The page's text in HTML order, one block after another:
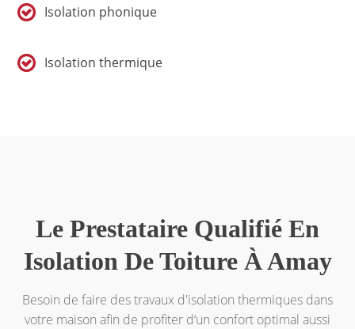
Isolation phonique
Isolation thermique
Le Prestataire Qualifié En
Isolation De Toiture À Amay
Besoin de faire des travaux d'isolation thermiques dans
votre maison afin de profiter d‘un confort optimal aussi